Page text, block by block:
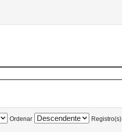
Ordenar Registro(s)